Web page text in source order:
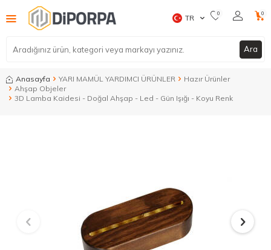
Ara
TR 0 0
Anasayfa YARI MAMÜL YARDIMCI ÜRÜNLER
Hazır Ürünler
Ahşap Objeler
3D Lamba Kaidesi - Doğal Ahşap - Led - Gün Işığı - Koyu Renk